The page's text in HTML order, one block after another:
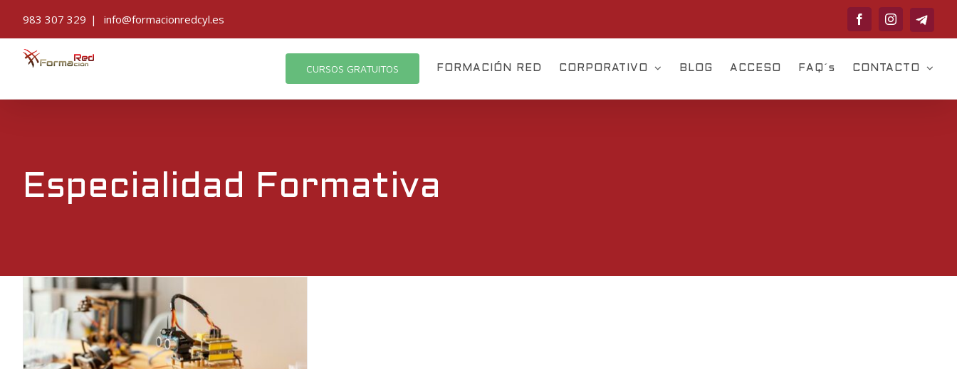
contenido
983 307 329 | info@formacionredcyl.es FacebookInstagram
Telegram
CURSOS GRATUITOS FORMACIÓN RED CORPORATIVO BLOG ACCESO FAQ´s CONTACTO
Especialidad Formativa